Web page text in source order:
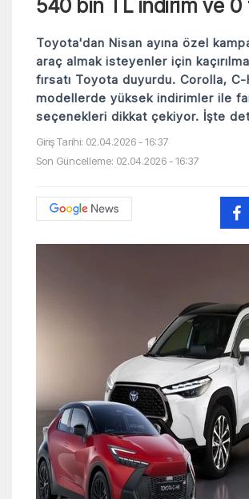
540 bin TL indirim ve 0
Toyota'dan Nisan ayına özel
araç almak isteyenler için
fırsatı Toyota duyurdu. Corolla,
modellerde yüksek indirimler ile
seçenekleri dikkat çekiyor. İşte
Giriş Tarihi: 02.04.2026 - 16:37
Son Güncelleme: 02.04.2026 - 16:37